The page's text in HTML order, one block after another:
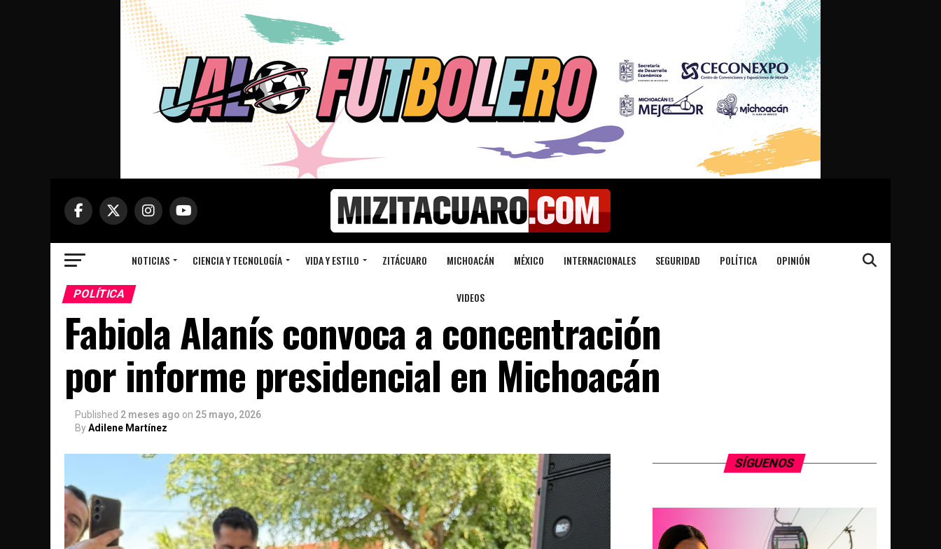
NOTICIAS CIENCIA Y TECNOLOGÍA VIDA Y ESTILO ZITÁCUARO MICHOACÁN MÉXICO INTERNACIONALES SEGURIDAD POLÍTICA OPINIÓN
VIDEOS
POLÍTICA
Fabiola Alanís convoca a concentración
por informe presidencial en Michoacán
Published 2 meses ago on 25 mayo, 2026
ByAdilene Martínez
SÍGUENOS